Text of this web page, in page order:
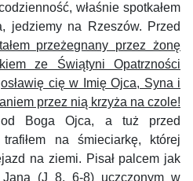
właśnie spotkałem
jedziemy na Rzeszów. Przed
przeżegnany przez żonę
ze Świątyni Opatrzności
cię w Imię Ojca, Syna i
przez nią krzyża na czole!
od Boga Ojca, a tuż przed
na śmieciarkę, której
na ziemi. Pisał palcem jak
(J 8, 6-8) uczczonym w